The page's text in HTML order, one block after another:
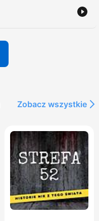
Zobacz wszystkie